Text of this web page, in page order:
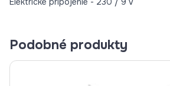
Podobné produkty